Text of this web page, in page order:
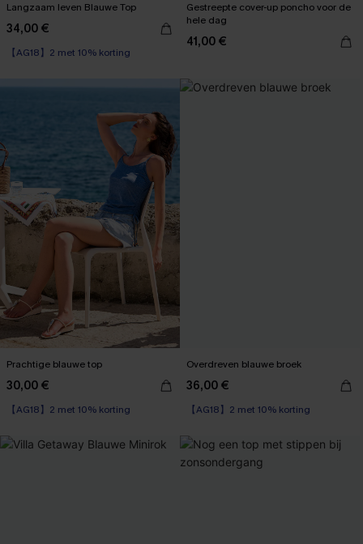
Langzaam leven Blauwe Top
34,00 €
【AG18】2 met 10% korting
Gestreepte cover-up poncho voor de
hele dag
41,00 €
Prachtige blauwe top
30,00 €
【AG18】2 met 10% korting
Overdreven blauwe broek
36,00 €
【AG18】2 met 10% korting